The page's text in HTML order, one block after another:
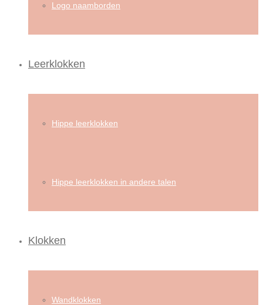
Logo naamborden
Leerklokken
Hippe leerklokken
Hippe leerklokken in andere talen
Klokken
Wandklokken